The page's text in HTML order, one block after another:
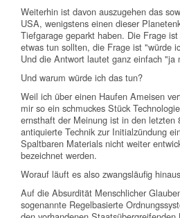
Weiterhin ist davon auszugehen das
USA, wenigstens einen dieser
Tiefgarage geparkt haben. Die Frage
etwas tun sollten, die Frage ist "würde
Und die Antwort lautet ganz einfach "ja
Und warum würde ich das tun?
Weil ich über einen Haufen Ameisen
mir so ein schmuckes Stück
ernsthaft der Meinung ist in den letzten
antiquierte Technik zur Initialzündung
Spaltbaren Materials nicht weiter
bezeichnet werden.
Worauf läuft es also zwangsläufig
Auf die Absurdität Menschlicher
sogenannte Regelbasierte